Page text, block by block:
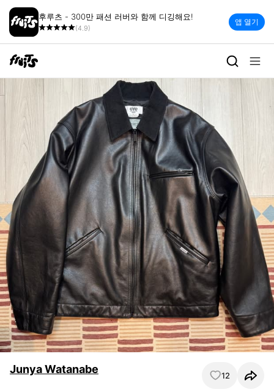
후루츠 - 300만 패션 러버와 함께 디깅해요!
(4.9)
앱 열기
Junya Watanabe 12